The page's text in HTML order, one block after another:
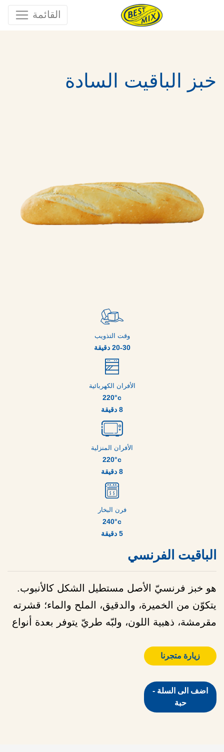
القائمة
خبز الباقيت السادة
وقت التذويب
20-30 دقيقة
الأفران الكهربائية
220°c
8 دقيقة
الأفران المنزلية
220°c
8 دقيقة
فرن البخار
240°c
5 دقيقة
الباقيت الفرنسي
هو خبز فرنسيّ الأصل مستطيل الشكل كالأنبوب.
يتكوّن من الخميرة، والدقيق، الملح والماء؛ قشرته
مقرمشة، ذهبية اللون، ولبّه طريّ يتوفر بعدة أنواع
زيارة متجرنا
اضف الى السلة -
حبة